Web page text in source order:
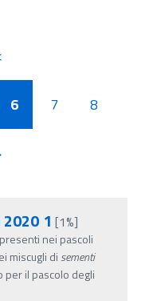
6 7 8
2020 1[1%]
nei pascoli
miscugli di sementi
per il pascolo degli